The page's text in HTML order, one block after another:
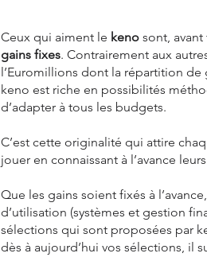
Ceux qui aiment le keno sont,
gains fixes. Contrairement aux
l’Euromillions dont la répartition
keno est riche en possibilités
d’adapter à tous les budgets.
C’est cette originalité qui attire
jouer en connaissant à l’avance
Que les gains soient fixés à
d’utilisation (systèmes et gestion
sélections qui sont proposées par
dès à aujourd’hui vos sélections, il